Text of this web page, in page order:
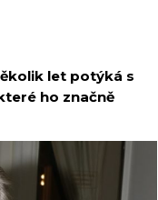
let potýká s
ho značně